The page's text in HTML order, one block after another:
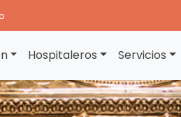
Hospitaleros Servicios